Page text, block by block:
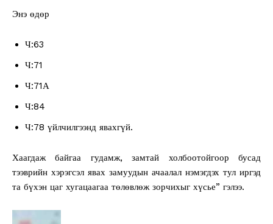
Энэ өдөр
Ч:63
Ч:71
Ч:71А
Ч:84
Ч:78 үйлчилгээнд явахгүй.
Хаагдаж байгаа гудамж, замтай холбоотойгоор бусад
тээврийн хэрэгсэл явах замуудын ачаалал нэмэгдэх тул иргэд
та бүхэн цаг хугацаагаа төлөвлөж зорчихыг хүсье” гэлээ.